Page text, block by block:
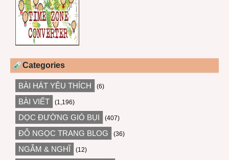
Categories
BÀI HÁT YÊU THÍCH (6)
BÀI VIẾT (1,196)
DỌC ĐƯỜNG GIÓ BỤI (407)
ĐỖ NGỌC TRANG BLOG (36)
NGẪM & NGHĨ (12)